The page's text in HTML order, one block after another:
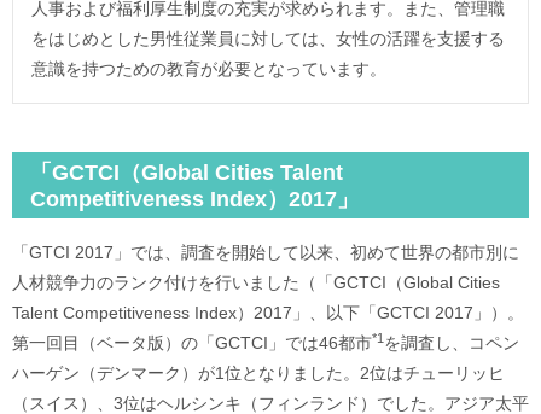
人事および福利厚生制度の充実が求められます。また、管理職
をはじめとした男性従業員に対しては、女性の活躍を支援する
意識を持つための教育が必要となっています。
「GCTCI（Global Cities Talent
Competitiveness Index）2017」
「GTCI 2017」では、調査を開始して以来、初めて世界の都市別に
人材競争力のランク付けを行いました（「GCTCI（Global Cities
Talent Competitiveness Index）2017」、以下「GCTCI 2017」）。
第一回目（ベータ版）の「GCTCI」では46都市*1 を調査し、コペン
ハーゲン（デンマーク）が1位となりました。2位はチューリッヒ
（スイス）、3位はヘルシンキ（フィンランド）でした。アジア太平